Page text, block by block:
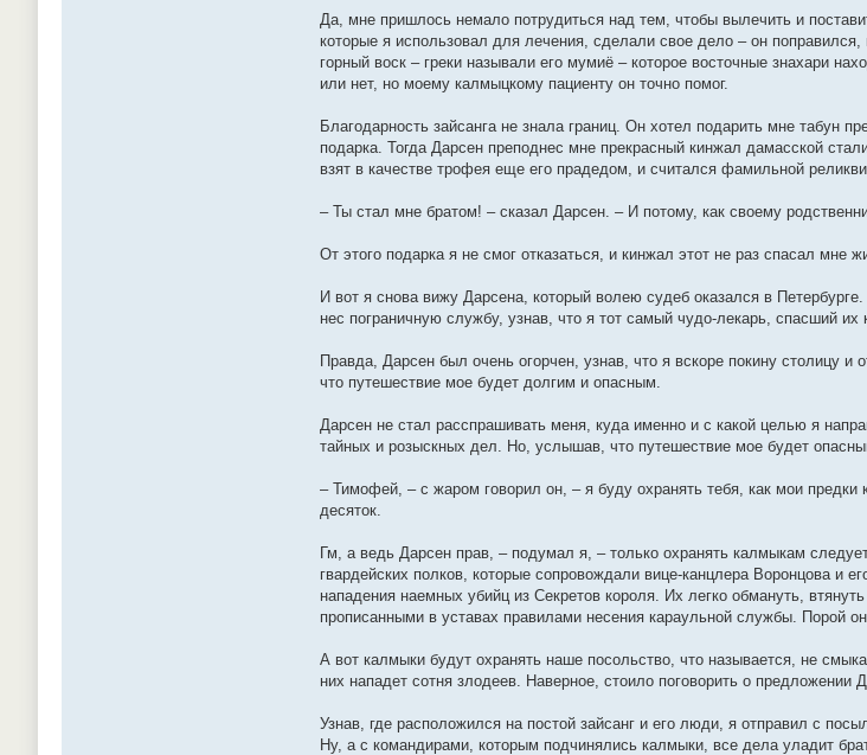
Да, мне пришлось немало потрудиться над тем, чтобы вылечить и
которые я использовал для лечения, сделали свое дело – он
горный воск – греки называли его мумиё – которое восточные знахари
или нет, но моему калмыцкому пациенту он точно помог.
Благодарность зайсанга не знала границ. Он хотел подарить мне табун
подарка. Тогда Дарсен преподнес мне прекрасный кинжал дамасской
взят в качестве трофея еще его прадедом, и считался фамильной
– Ты стал мне братом! – сказал Дарсен. – И потому, как своему
От этого подарка я не смог отказаться, и кинжал этот не раз спасал мне
И вот я снова вижу Дарсена, который волею судеб оказался в
нес пограничную службу, узнав, что я тот самый чудо-лекарь, спасший
Правда, Дарсен был очень огорчен, узнав, что я вскоре покину столицу
что путешествие мое будет долгим и опасным.
Дарсен не стал расспрашивать меня, куда именно и с какой целью я
тайных и розыскных дел. Но, услышав, что путешествие мое будет
– Тимофей, – с жаром говорил он, – я буду охранять тебя, как мои
десяток.
Гм, а ведь Дарсен прав, – подумал я, – только охранять калмыкам
гвардейских полков, которые сопровождали вице-канцлера Воронцова
нападения наемных убийц из Секретов короля. Их легко обмануть,
прописанными в уставах правилами несения караульной службы. Порой
А вот калмыки будут охранять наше посольство, что называется, не
них нападет сотня злодеев. Наверное, стоило поговорить о
Узнав, где расположился на постой зайсанг и его люди, я отправил с
Ну, а с командирами, которым подчинялись калмыки, все дела уладит